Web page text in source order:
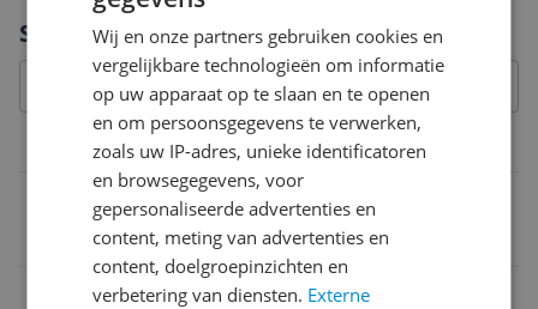
Specificaties
Belangrijkste kenmerken
IP54 stof en spatwaterdicht
Draagwijze
Wij en onze partners gebruiken cookies en
vergelijkbare technologieën om informatie
op uw apparaat op te slaan en te openen
en om persoonsgegevens te verwerken,
zoals uw IP-adres, unieke identificatoren
en browsegegevens, voor
gepersonaliseerde advertenties en
content, meting van advertenties en
content, doelgroepinzichten en
verbetering van diensten. Externe